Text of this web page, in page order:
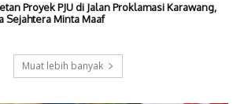
Proyek PJU di Jalan Proklamasi Karawang,
Sejahtera Minta Maaf
Muat lebih banyak